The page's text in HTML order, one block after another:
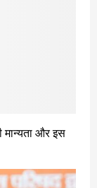
मान्यता और इस